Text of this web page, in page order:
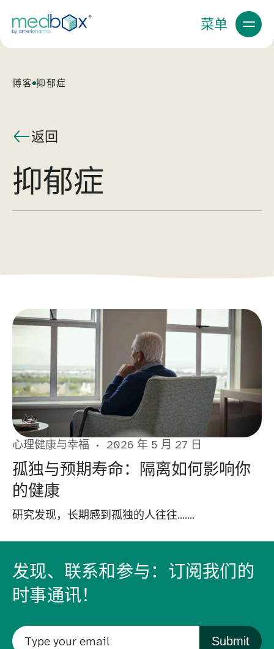
菜单
博客 抑郁症
返回
抑郁症
心理健康与幸福 2026 年 5 月 27 日
孤独与预期寿命：隔离如何影响你
的健康
研究发现，长期感到孤独的人往往…….
发现、联系和参与：订阅我们的
时事通讯！
Submit